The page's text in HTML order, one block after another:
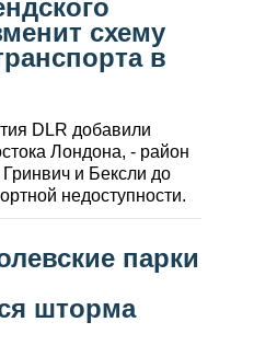
схему
в
DLR добавили
Лондона, - район
и Бексли до
недоступности.
парки
шторма